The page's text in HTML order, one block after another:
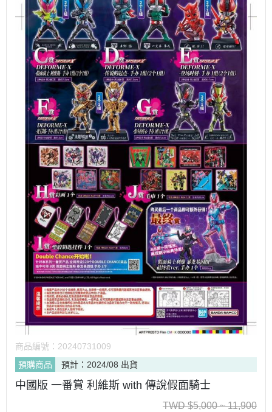
商品編號： 20240731009
預購商品
預計：2024/08 出貨
中國版 一番賞 利維斯 with 傳說假面騎士
TWD $5,000 ~ 11,900